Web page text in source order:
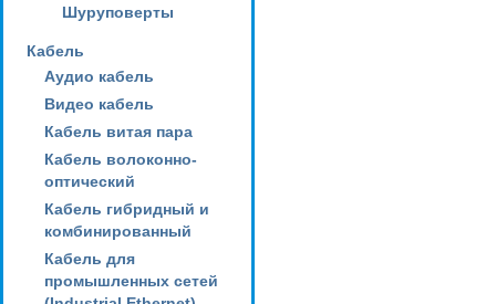
Шуруповерты
Кабель
Аудио кабель
Видео кабель
Кабель витая пара
Кабель волоконно-
оптический
Кабель гибридный и
комбинированный
Кабель для
промышленных сетей